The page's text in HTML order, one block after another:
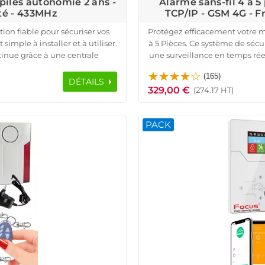
- 433MHz
fiable pour sécuriser vos
simple à installer et à utiliser.
grâce à une centrale
avec une transmission
ou villas.
réel l’état de votre
fiable et évolutive pour
DÉTAILS
TCP/IP - GSM 4G -
Protégez efficacement votre
à 5 Pièces. Ce système de
une surveillance en temps
centrale d'alarme HA-VGT
d'ouverture pour portes
Ce système est conçu pour
résidence
Bénéficiez d'une
installation sans fil avec
(165)
329,00 € (274.17 HT)
PACK